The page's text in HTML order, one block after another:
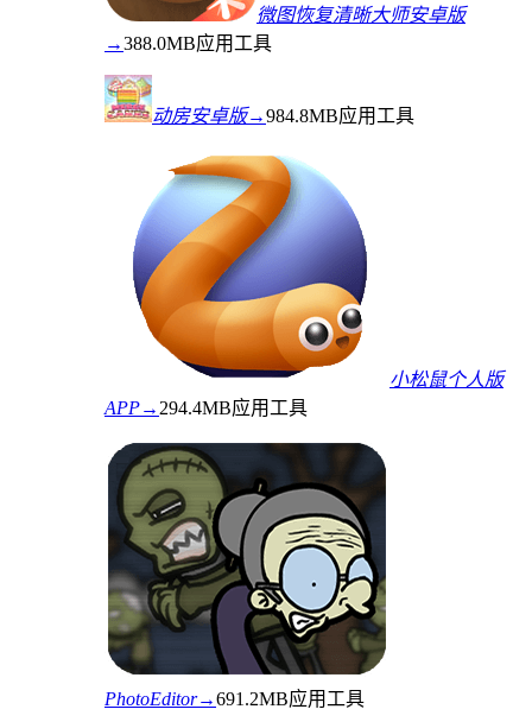
微图恢复清晰大师安卓版
→388.0MB应用工具
动房安卓版→984.8MB应用工具
小松鼠个人版
APP→ 294.4MB应用工具
PhotoEditor→691.2MB应用工具